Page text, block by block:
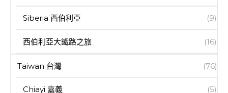
Siberia 西伯利亞 (9)
西伯利亞大鐵路之旅 (16)
Taiwan 台灣 (76)
Chiayi 嘉義 (5)